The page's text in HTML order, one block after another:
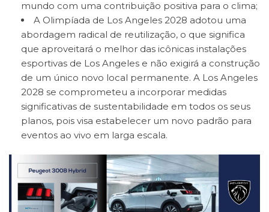
mundo com uma contribuição positiva para o clima;
A Olimpíada de Los Angeles 2028 adotou uma
abordagem radical de reutilização, o que significa
que aproveitará o melhor das icônicas instalações
esportivas de Los Angeles e não exigirá a construção
de um único novo local permanente. A Los Angeles
2028 se comprometeu a incorporar medidas
significativas de sustentabilidade em todos os seus
planos, pois visa estabelecer um novo padrão para
eventos ao vivo em larga escala.